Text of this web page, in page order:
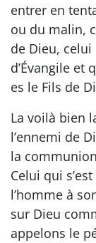
entrer en
ou du malin,
de Dieu, celui
d’Évangile et
es le Fils de
La voilà bien
l’ennemi de
la
Celui qui
l’homme à
sur Dieu
appelons le